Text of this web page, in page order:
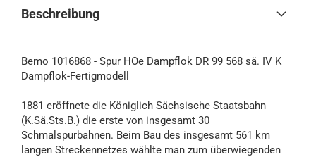
Beschreibung
Bemo 1016868 - Spur HOe Dampflok DR 99 568 sä. IV K
Dampflok-Fertigmodell
1881 eröffnete die Königlich Sächsische Staatsbahn
(K.Sä.Sts.B.) die erste von insgesamt 30
Schmalspurbahnen. Beim Bau des insgesamt 561 km
langen Streckennetzes wählte man zum überwiegenden